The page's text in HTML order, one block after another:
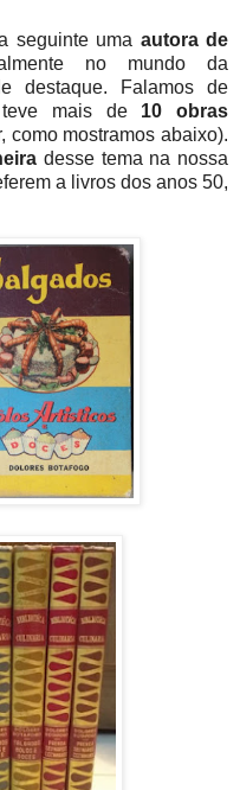
seguinte uma autora de
no mundo da
destaque. Falamos de
mais de 10 obras
como mostramos abaixo).
desse tema na nossa
a livros dos anos 50,